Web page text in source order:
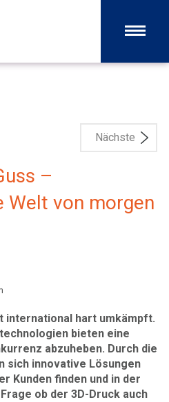
Nächste
–
Welt von morgen
international hart umkämpft.
bieten eine
abzuheben. Durch die
sich innovative Lösungen
Kunden finden und in der
ob der 3D-Druck auch